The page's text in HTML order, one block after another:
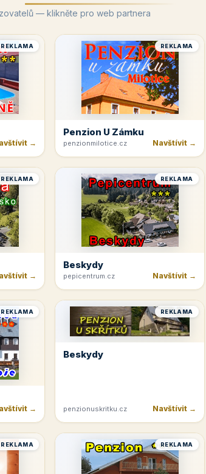
— klikněte pro web partnera
REKLAMA
→
REKLAMA
Penzion U Zámku
penzionmilotice.cz Navštívit →
REKLAMA
→
REKLAMA
Beskydy
pepicentrum.cz Navštívit →
REKLAMA
→
REKLAMA
Beskydy
penzionuskritku.cz Navštívit →
REKLAMA REKLAMA